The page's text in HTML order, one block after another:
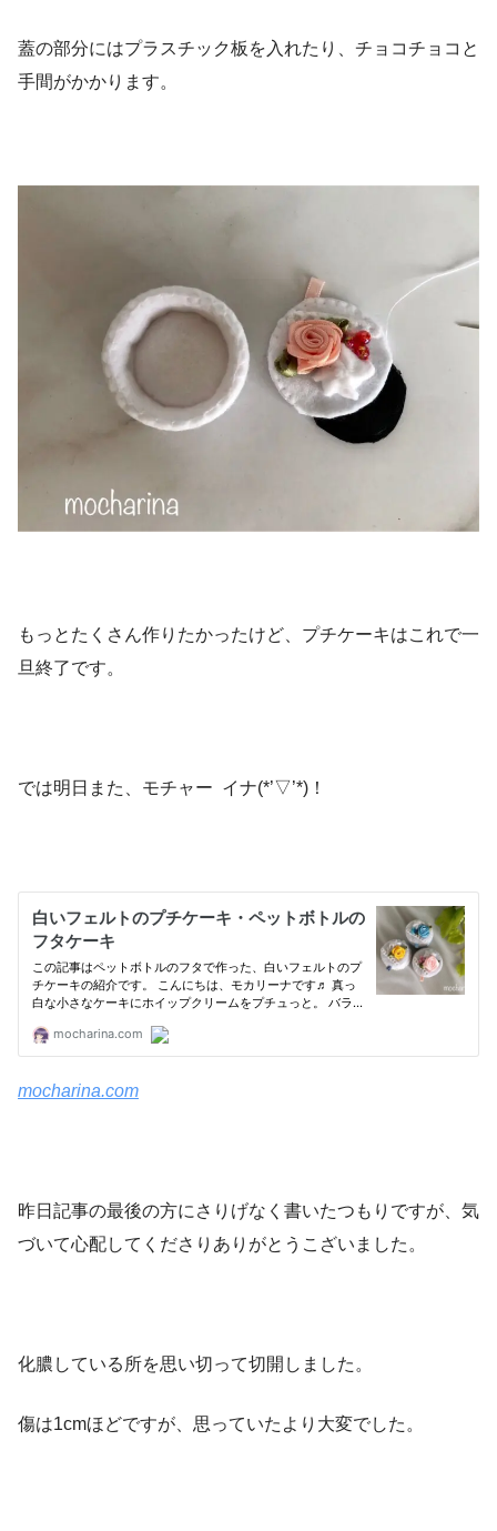
蓋の部分にはプラスチック板を入れたり、チョコチョコと
手間がかかります。
もっとたくさん作りたかったけど、プチケーキはこれで一
旦終了です。
では明日また、モチャー イナ(*’▽’*)！
mocharina.com
昨日記事の最後の方にさりげなく書いたつもりですが、気
づいて心配してくださりありがとうこざいました。
化膿している所を思い切って切開しました。
傷は1cmほどですが、思っていたより大変でした。